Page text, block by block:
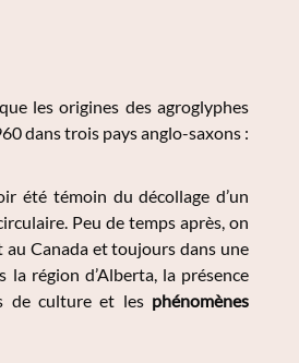
les origines des agroglyphes
dans trois pays anglo-saxons :
été témoin du décollage d’un
Peu de temps après, on
au Canada et toujours dans une
région d’Alberta, la présence
de culture et les phénomènes